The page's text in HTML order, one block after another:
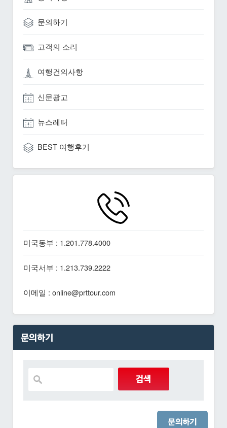
문의하기
고객의 소리
여행건의사항
신문광고
뉴스레터
BEST 여행후기
미국동부 : 1.201.778.4000
미국서부 : 1.213.739.2222
이메일 : online@prttour.com
문의하기
문의하기